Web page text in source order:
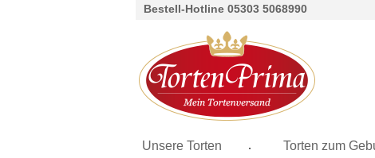
Bestell-Hotline 05303 5068990
Unsere Torten . Torten zum